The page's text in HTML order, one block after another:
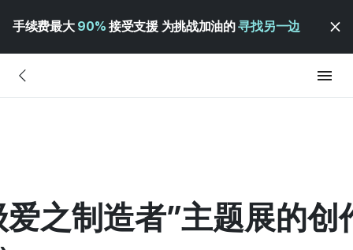
手续费最大 90% 接受支援 为挑战加油的寻找另一边
之制造者”主题展的创